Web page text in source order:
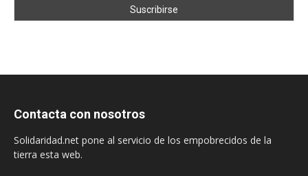
Contacta con nosotros
Solidaridad.net pone al servicio de los empobrecidos de la
tierra esta web.